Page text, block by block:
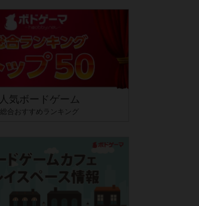
人気ボードゲーム
総合おすすめランキング